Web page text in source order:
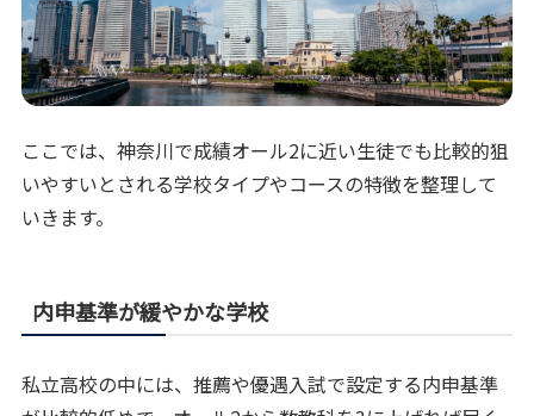
ここでは、神奈川で成績オール2に近い生徒でも比較的狙
いやすいとされる学校タイプやコースの特徴を整理して
いきます。
内申基準が緩やかな学校
私立高校の中には、推薦や優遇入試で設定する内申基準